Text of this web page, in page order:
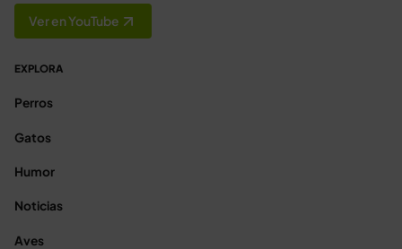
Ver en YouTube
EXPLORA
Perros
Gatos
Humor
Noticias
Aves